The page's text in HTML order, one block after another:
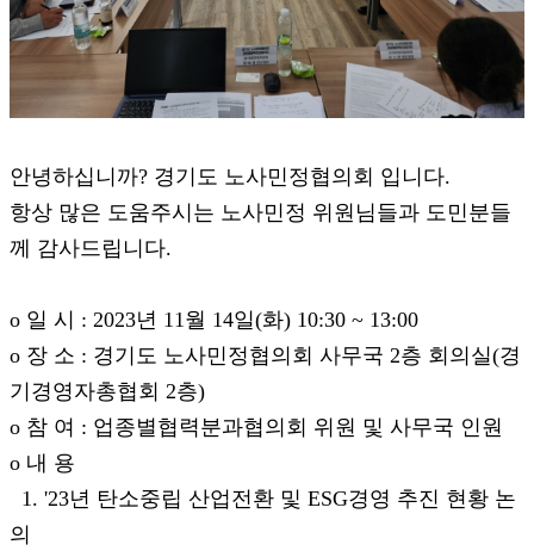
안녕하십니까? 경기도 노사민정협의회 입니다.
항상 많은 도움주시는 노사민정 위원님들과 도민분들
께 감사드립니다.
o 일 시 : 2023년 11월 14일(화) 10:30 ~ 13:00
o 장 소 : 경기도 노사민정협의회 사무국 2층 회의실(경
기경영자총협회 2층)
o 참 여 : 업종별협력분과협의회 위원 및 사무국 인원
o 내 용
1. '23년 탄소중립 산업전환 및 ESG경영 추진 현황 논
의